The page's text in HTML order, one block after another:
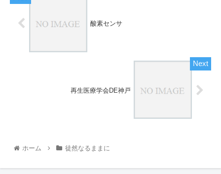
酸素センサ
再生医療学会DE神戸
ホーム 徒然なるままに